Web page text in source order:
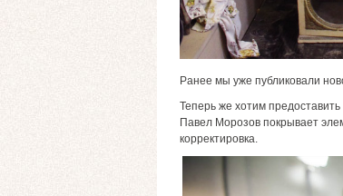
Ранее мы уже публиковали
Теперь же хотим
Павел Морозов покрывает
корректировка.